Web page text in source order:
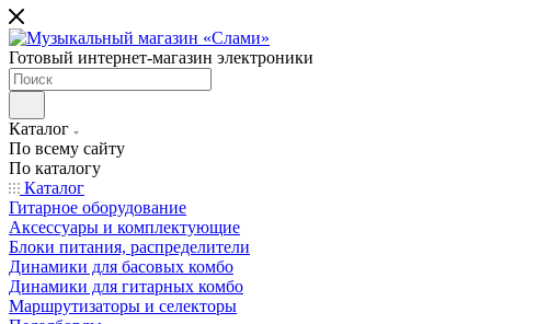
Готовый интернет-магазин электроники
Каталог
По всему сайту
По каталогу
Каталог
Гитарное оборудование
Аксессуары и комплектующие
Блоки питания, распределители
Динамики для басовых комбо
Динамики для гитарных комбо
Маршрутизаторы и селекторы